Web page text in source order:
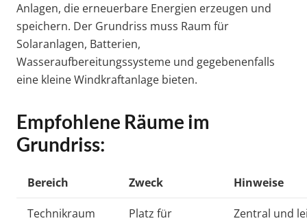
Anlagen, die erneuerbare Energien erzeugen und
speichern. Der Grundriss muss Raum für
Solaranlagen, Batterien,
Wasseraufbereitungssysteme und gegebenenfalls
eine kleine Windkraftanlage bieten.
Empfohlene Räume im
Grundriss:
Bereich Zweck Hinweise
Technikraum
Platz für
Zentral und